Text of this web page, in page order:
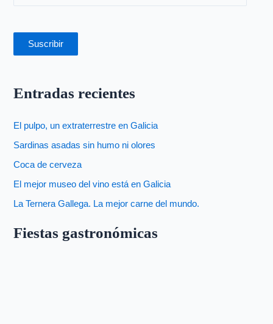
Suscribir
Entradas recientes
El pulpo, un extraterrestre en Galicia
Sardinas asadas sin humo ni olores
Coca de cerveza
El mejor museo del vino está en Galicia
La Ternera Gallega. La mejor carne del mundo.
Fiestas gastronómicas